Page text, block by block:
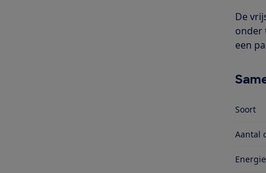
De
onder
een
Soort
Aantal